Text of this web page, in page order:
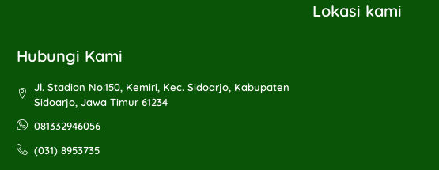
Hubungi Kami
Jl. Stadion No.150, Kemiri, Kec. Sidoarjo, Kabupaten
Sidoarjo, Jawa Timur 61234
081332946056
(031) 8953735
Lokasi kami